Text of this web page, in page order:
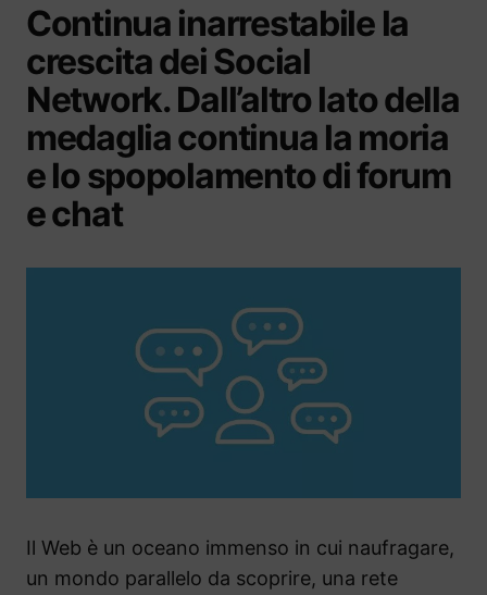
Continua inarrestabile la
crescita dei Social
Network. Dall’altro lato della
medaglia continua la moria
e lo spopolamento di forum
e chat
Il Web è un oceano immenso in cui naufragare,
un mondo parallelo da scoprire, una rete